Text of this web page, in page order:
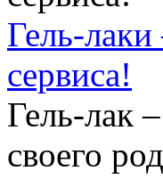
Гель-
сервиса!
Гель-лак
своего